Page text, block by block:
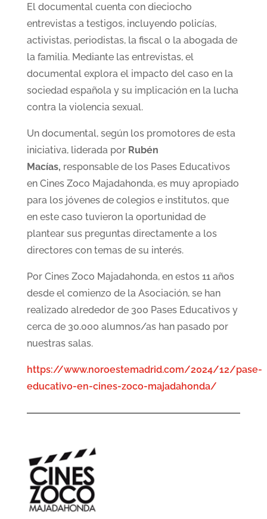
El documental cuenta con dieciocho
entrevistas a testigos, incluyendo policías,
activistas, periodistas, la fiscal o la abogada de
la familia. Mediante las entrevistas, el
documental explora el impacto del caso en la
sociedad española y su implicación en la lucha
contra la violencia sexual.
Un documental, según los promotores de esta
iniciativa, liderada por Rubén
Macías, responsable de los Pases Educativos
en Cines Zoco Majadahonda, es muy apropiado
para los jóvenes de colegios e institutos, que
en este caso tuvieron la oportunidad de
plantear sus preguntas directamente a los
directores con temas de su interés.
Por Cines Zoco Majadahonda, en estos 11 años
desde el comienzo de la Asociación, se han
realizado alrededor de 300 Pases Educativos y
cerca de 30.000 alumnos/as han pasado por
nuestras salas.
https://www.noroestemadrid.com/2024/12/pase-
educativo-en-cines-zoco-majadahonda/